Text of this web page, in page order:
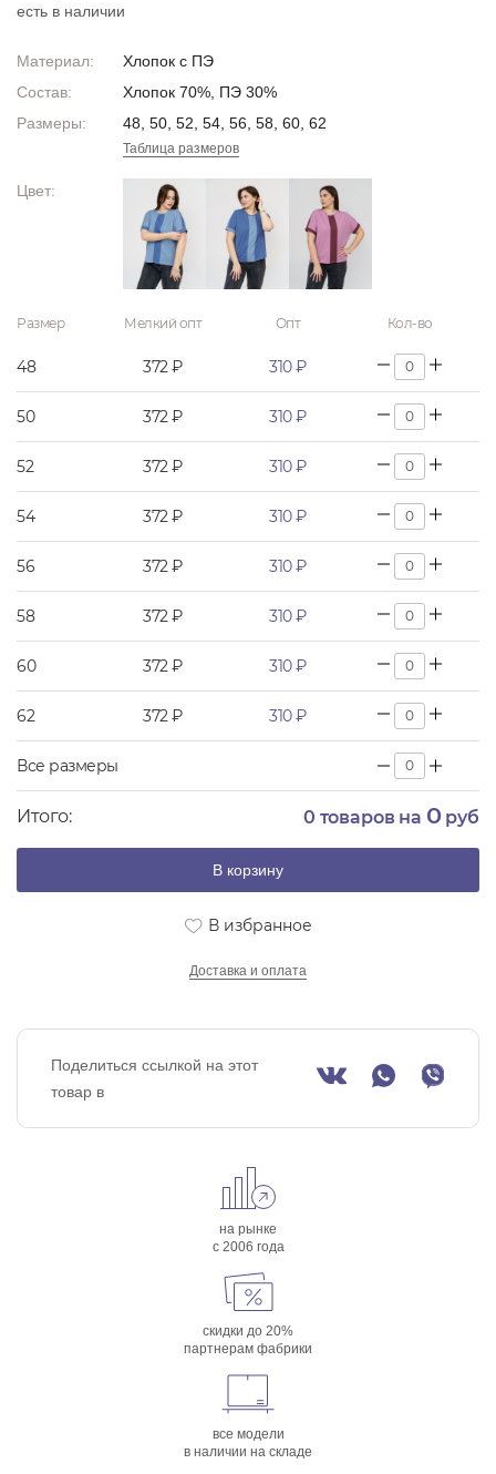
есть в наличии
Материал:
Хлопок с ПЭ
Состав:
Хлопок 70%, ПЭ 30%
Размеры:
48, 50, 52, 54, 56, 58, 60, 62
Таблица размеров
Цвет:
Размер Мелкий опт Опт Кол-во
48 372 ₽ 310 ₽
50 372 ₽ 310 ₽
52 372 ₽ 310 ₽
54 372 ₽ 310 ₽
56 372 ₽ 310 ₽
58 372 ₽ 310 ₽
60 372 ₽ 310 ₽
62 372 ₽ 310 ₽
Все размеры
Итого: 0 товаров на 0руб
В корзину
В избранное
Доставка и оплата
Поделиться ссылкой на этот
товар в
на рынке
с 2006 года
скидки до 20%
партнерам фабрики
все модели
в наличии на складе